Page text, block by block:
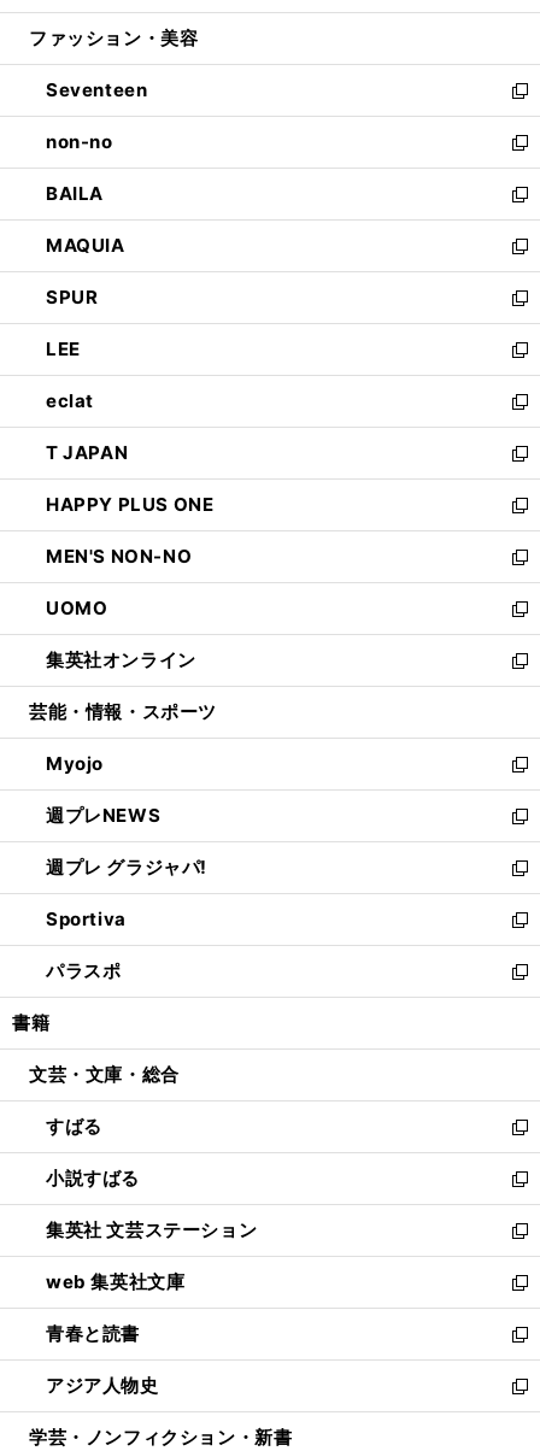
開
ウ
開
く
ン
ウ
で
開
く
ウ
ン
ド
ウ
で
開
く
ファッション・美容
Seventeen
新
し
い
ウ
ィ
ン
ド
ウ
で
開
く
non-no
新
し
い
ウ
ィ
ン
ド
ウ
で
開
く
BAILA
新
し
い
ウ
ィ
ン
ド
ウ
で
開
く
MAQUIA
新
し
い
ウ
ィ
ン
ド
ウ
で
開
く
SPUR
新
し
い
ウ
ィ
ン
ド
ウ
で
開
く
LEE
新
し
い
ウ
ィ
ン
ド
ウ
で
開
く
eclat
新
し
い
ウ
ィ
ン
ド
ウ
で
開
く
T JAPAN
新
し
い
ウ
ィ
ン
ド
ウ
で
開
HAPPY PLUS ONE
新
し
い
ウ
ィ
ン
ド
ウ
開
く
MEN'S NON-NO
新
し
い
ウ
ィ
ン
ウ
で
開
く
UOMO
新
し
い
ウ
ン
ド
ウ
で
開
く
集英社オンライン
新
し
ウ
ィ
ン
ド
ウ
で
開
く
芸能・情報・スポーツ
Myojo
新
し
い
ウ
ィ
ン
ド
ウ
で
開
週プレNEWS
新
し
い
ウ
ィ
ン
ド
ウ
開
週プレ グラジャパ!
新
し
い
ウ
ィ
ン
ウ
開
く
Sportiva
新
し
い
ウ
ン
ウ
で
開
く
パラスポ
新
し
ウ
ン
ド
ウ
で
開
く
書籍
文芸・文庫・総合
すばる
新
し
い
ウ
ィ
ン
ド
ウ
で
開
く
小説すばる
新
し
い
ウ
ィ
ン
ド
ウ
で
開
集英社 文芸ステーション
新
し
い
ウ
ィ
ン
ド
ウ
web 集英社文庫
新
し
い
ウ
ィ
ン
青春と読書
新
し
い
ウ
アジア人物史
新
し
学芸・ノンフィクション・新書